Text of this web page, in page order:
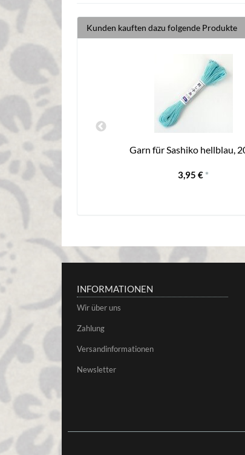
Kunden kauften dazu folgende Produkte
40 m Garn für Sashiko hellblau,
3,95 € *
INFORMATIONEN
Wir über uns
Zahlung
Versandinformationen
Newsletter